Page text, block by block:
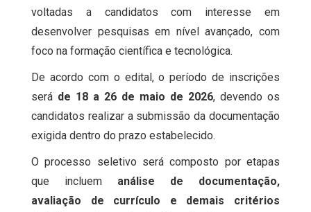
voltadas a candidatos com interesse em
desenvolver pesquisas em nível avançado, com
foco na formação científica e tecnológica.
De acordo com o edital, o período de inscrições
será de 18 a 26 de maio de 2026, devendo os
candidatos realizar a submissão da documentação
exigida dentro do prazo estabelecido.
O processo seletivo será composto por etapas
que incluem análise de documentação,
avaliação de currículo e demais critérios